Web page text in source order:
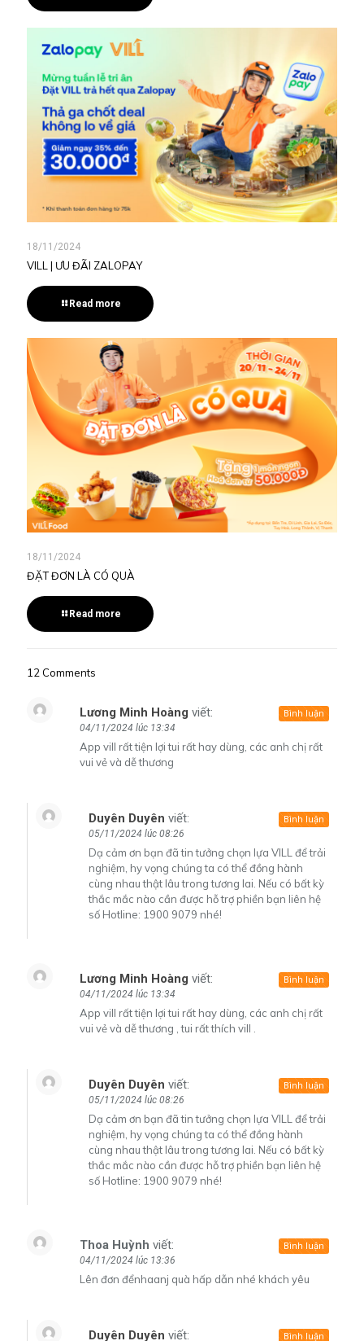
18/11/2024
VILL | ƯU ĐÃI ZALOPAY
Read more
18/11/2024
ĐẶT ĐƠN LÀ CÓ QUÀ
Read more
12 Comments
Lương Minh Hoàng viết:
04/11/2024 lúc 13:34
App vill rất tiện lợi tui rất hay dùng, các anh chị rất
vui vẻ và dễ thương
Bình luận
Duyên Duyên viết:
05/11/2024 lúc 08:26
Dạ cảm ơn bạn đã tin tưởng chọn lựa VILL để trải
nghiệm, hy vọng chúng ta có thể đồng hành
cùng nhau thật lâu trong tương lai. Nếu có bất kỳ
thắc mắc nào cần được hỗ trợ phiền bạn liên hệ
số Hotline: 1900 9079 nhé!
Bình luận
Lương Minh Hoàng viết:
04/11/2024 lúc 13:34
App vill rất tiện lợi tui rất hay dùng, các anh chị rất
vui vẻ và dễ thương , tui rất thích vill .
Bình luận
Duyên Duyên viết:
05/11/2024 lúc 08:26
Dạ cảm ơn bạn đã tin tưởng chọn lựa VILL để trải
nghiệm, hy vọng chúng ta có thể đồng hành
cùng nhau thật lâu trong tương lai. Nếu có bất kỳ
thắc mắc nào cần được hỗ trợ phiền bạn liên hệ
số Hotline: 1900 9079 nhé!
Bình luận
Thoa Huỳnh viết:
04/11/2024 lúc 13:36
Lên đơn đểnhaanj quà hấp dẫn nhé khách yêu
Bình luận
Duyên Duyên viết: Bình luận